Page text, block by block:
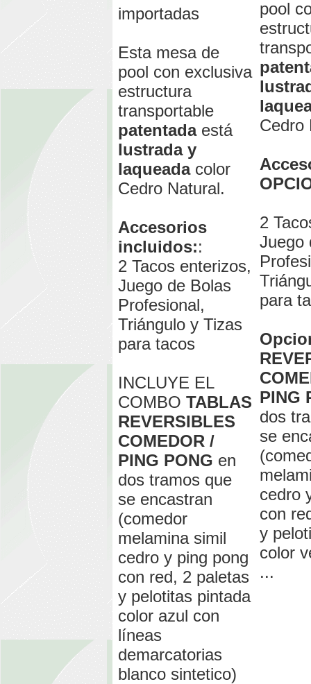
importadas
Esta mesa de
pool con exclusiva
estructura
transportable
patentadaestá
lustrada y
laqueadacolor
Cedro Natural.
Accesorios
incluidos::
2 Tacos enterizos,
Juego de Bolas
Profesional,
Triángulo y Tizas
para tacos
INCLUYE EL
COMBO TABLAS
REVERSIBLES
COMEDOR /
PING PONG en
dos tramos que
se encastran
(comedor
melamina simil
cedro y ping pong
con red, 2 paletas
y pelotitas pintada
color azul con
líneas
demarcatorias
blanco sintetico)
pool
Cedro
2
Juego
para
PING
dos
se
cedro
con
y
color
...